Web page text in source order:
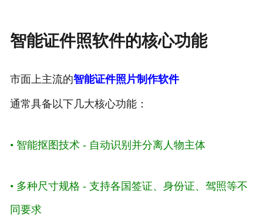
智能证件照软件的核心功能
市面上主流的智能证件照片制作软件
通常具备以下几大核心功能：
• 智能抠图技术 - 自动识别并分离人物主体
• 多种尺寸规格 - 支持各国签证、身份证、驾照等不
同要求